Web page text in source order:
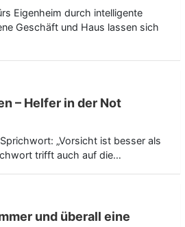
Eigenheim durch intelligente
Geschäft und Haus lassen sich
– Helfer in der Not
„Vorsicht ist besser als
trifft auch auf die…
und überall eine